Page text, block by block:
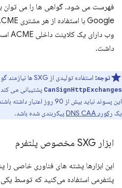
فهرست می شود. گواهی ها را می توان
داشت.
توجه: استفاده تولیدی از SXG ها نیازمند گواهینامه ای است که از پسوند
CanSignHttpExchanges پشتیبانی می
این پسوند نباید بیش از 90
یک رکورد DNS CAA پیکربندی شده باشد.
ابزار SXG مخصوص پلتفرم
این ابزارها پشته های فناوری خاصی را
پلتفرمی استفاده می‌کنید که توسط یکی